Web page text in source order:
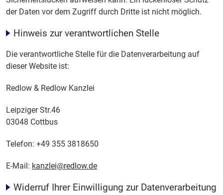
der Daten vor dem Zugriff durch Dritte ist nicht möglich.
Hinweis zur verantwortlichen Stelle
Die verantwortliche Stelle für die Datenverarbeitung auf
dieser Website ist:
Redlow & Redlow Kanzlei
Leipziger Str.46
03048 Cottbus
Telefon: +49 355 3818650
E-Mail: kanzlei@redlow.de
Widerruf Ihrer Einwilligung zur Datenverarbeitung